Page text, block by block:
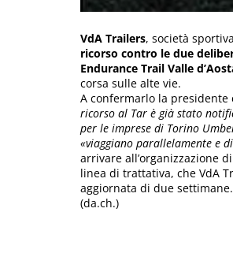
VdA Trailers, società
ricorso contro le due
Endurance Trail Valle
corsa sulle alte vie.
A confermarlo la presidente
ricorso al Tar è già stato
per le imprese di Torino
«viaggiano parallelamente e
arrivare all’organizzazione
linea di trattativa, che VdA
aggiornata di due settimane.
(da.ch.)